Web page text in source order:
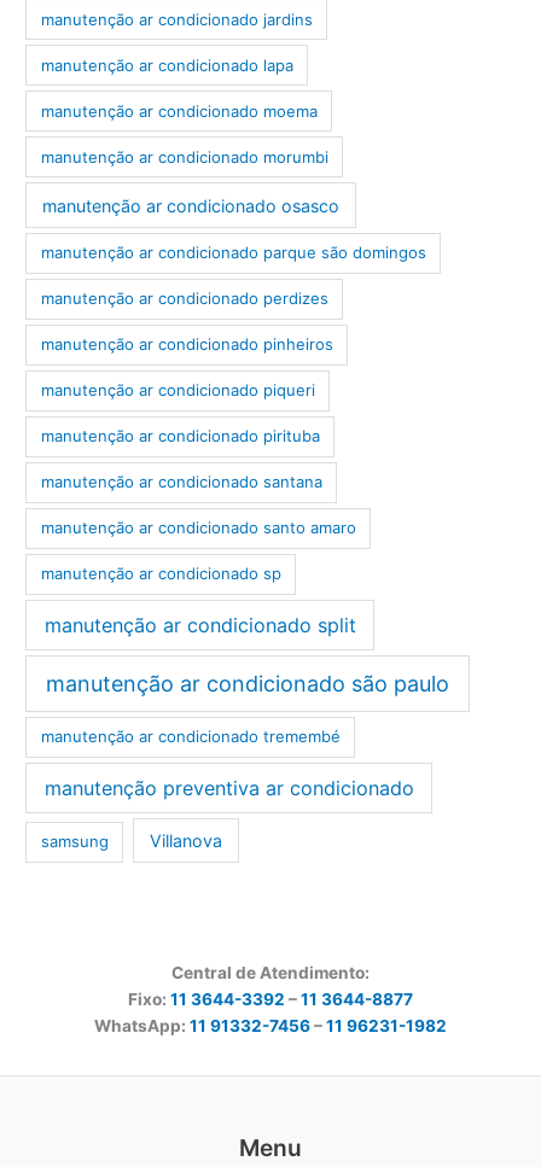
manutenção ar condicionado jardins
manutenção ar condicionado lapa
manutenção ar condicionado moema
manutenção ar condicionado morumbi
manutenção ar condicionado osasco
manutenção ar condicionado parque são domingos
manutenção ar condicionado perdizes
manutenção ar condicionado pinheiros
manutenção ar condicionado piqueri
manutenção ar condicionado pirituba
manutenção ar condicionado santana
manutenção ar condicionado santo amaro
manutenção ar condicionado sp
manutenção ar condicionado split
manutenção ar condicionado são paulo
manutenção ar condicionado tremembé
manutenção preventiva ar condicionado
samsung Villanova
Central de Atendimento:
Fixo: 11 3644-3392 –11 3644-8877
WhatsApp: 11 91332-7456–11 96231-1982
Menu